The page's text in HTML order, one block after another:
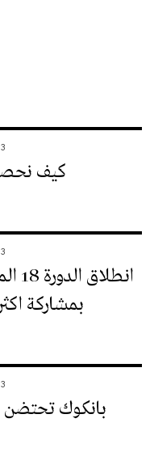
3 AUGUST 2026
كيف
3 AUGUST 2026
بمشاركة اكثر من 300
3 AUGUST 2026
بانكوك تحتضن